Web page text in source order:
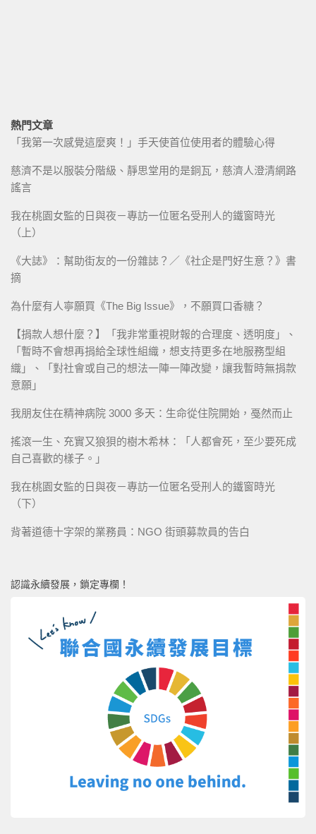
熱門文章
「我第一次感覺這麼爽！」手天使首位使用者的體驗心得
慈濟不是以服裝分階級、靜思堂用的是銅瓦，慈濟人澄清網路
謠言
我在桃園女監的日與夜－專訪一位匿名受刑人的鐵窗時光
（上）
《大誌》：幫助街友的一份雜誌？／《社企是門好生意？》書
摘
為什麼有人寧願買《The Big Issue》，不願買口香糖？
【捐款人想什麼？】「我非常重視財報的合理度、透明度」、
「暫時不會想再捐給全球性組織，想支持更多在地服務型組
織」、「對社會或自己的想法一陣一陣改變，讓我暫時無捐款
意願」
我朋友住在精神病院 3000 多天：生命從住院開始，戞然而止
搖滾一生、充實又狼狽的樹木希林：「人都會死，至少要死成
自己喜歡的樣子。」
我在桃園女監的日與夜－專訪一位匿名受刑人的鐵窗時光
（下）
背著道德十字架的業務員：NGO 街頭募款員的告白
認識永續發展，鎖定專欄！